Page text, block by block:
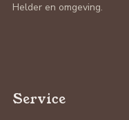
Helder en omgeving.
Service